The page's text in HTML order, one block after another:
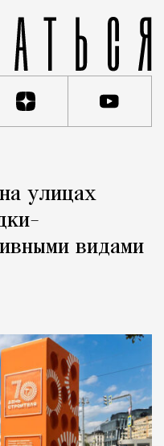
улицах
видами